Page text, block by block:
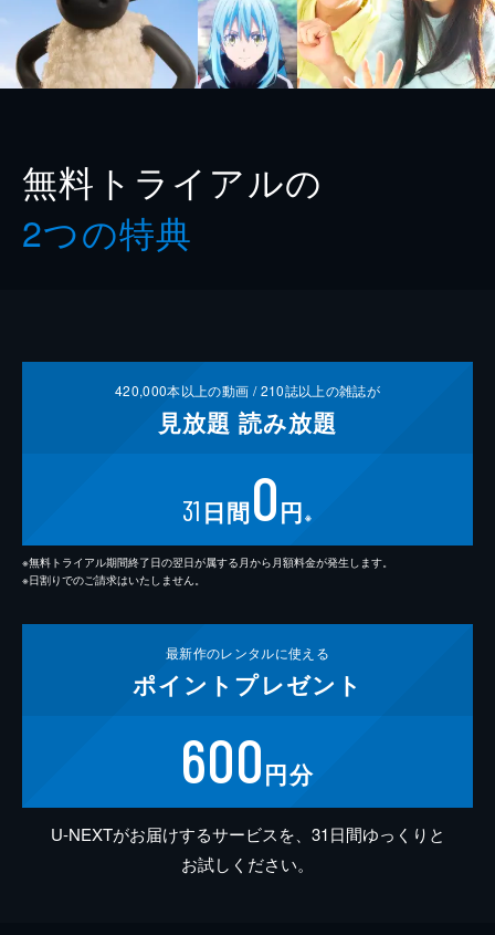
無料トライアルの
2つの特典
420,000本以上の動画 /210誌以上の雑誌が
見放題 読み放題
31 日間0円 ※
※無料トライアル期間終了日の翌日が属する月から月額料金が発生します。
※日割りでのご請求はいたしません。
最新作のレンタルに使える
ポイント プレゼント
600円分
U-NEXTがお届けするサービスを、31日間ゆっくりと
お試しください。